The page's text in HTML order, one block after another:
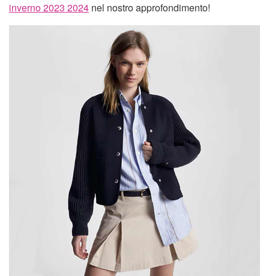
inverno 2023 2024 nel nostro approfondimento!